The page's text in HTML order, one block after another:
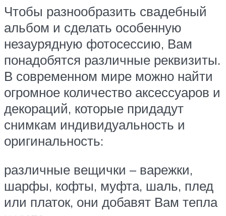
Чтобы разнообразить свадебный
альбом и сделать особенную
незаурядную фотосессию, Вам
понадобятся различные реквизиты.
В современном мире можно найти
огромное количество аксессуаров и
декораций, которые придадут
снимкам индивидуальность и
оригинальность:
различные вещички – варежки,
шарфы, кофты, муфта, шаль, плед
или платок, они добавят Вам тепла